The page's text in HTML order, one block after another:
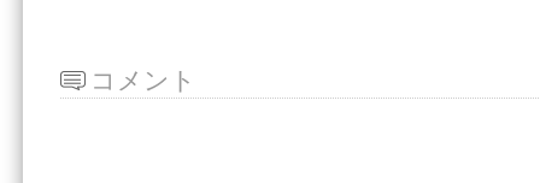
コメント